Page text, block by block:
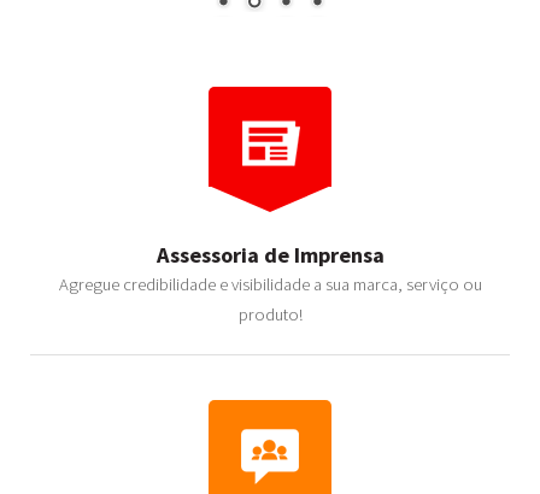
Assessoria de Imprensa
Agregue credibilidade e visibilidade a sua marca, serviço ou
produto!